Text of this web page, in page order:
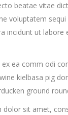
beatae vitae
voluptatem
incidunt ut labore
ex ea comm odi
kielbasa pig
ground
dolor sit amet,